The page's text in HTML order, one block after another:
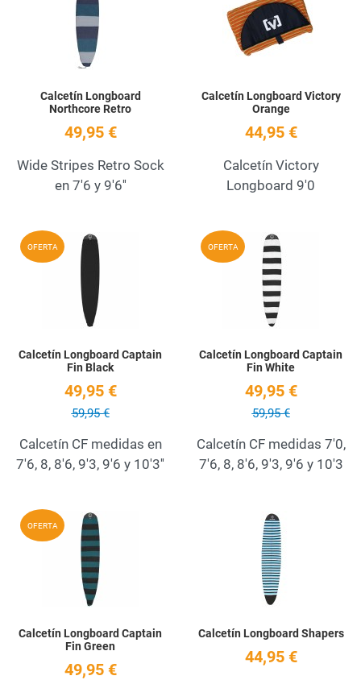
Quick View
Calcetín Longboard
Northcore Retro
49,95 €
Wide Stripes Retro Sock
en 7'6 y 9'6''
Calcetín Longboard Victory
Orange
44,95 €
Calcetín Victory
Longboard 9'0
OFERTA Add to Wishlist
Calcetín Longboard Captain
Fin Black
49,95 €
59,95 €
Calcetín CF medidas en
7'6, 8, 8'6, 9'3, 9'6 y 10'3''
OFERTA
Calcetín Longboard Captain
Fin White
49,95 €
59,95 €
Calcetín CF medidas 7'0,
7'6, 8, 8'6, 9'3, 9'6 y 10'3
OFERTA
Calcetín Longboard Captain
Fin Green
49,95 €
Calcetín Longboard Shapers
44,95 €